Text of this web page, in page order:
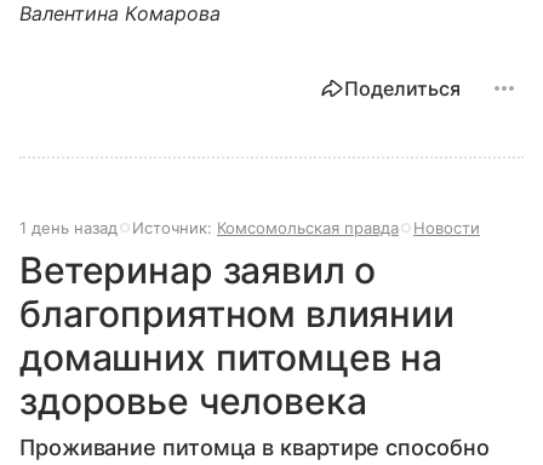
Валентина Комарова
Поделиться
1 день назад Источник: Комсомольская правда Новости
Ветеринар заявил о
благоприятном влиянии
домашних питомцев на
здоровье человека
Проживание питомца в квартире способно